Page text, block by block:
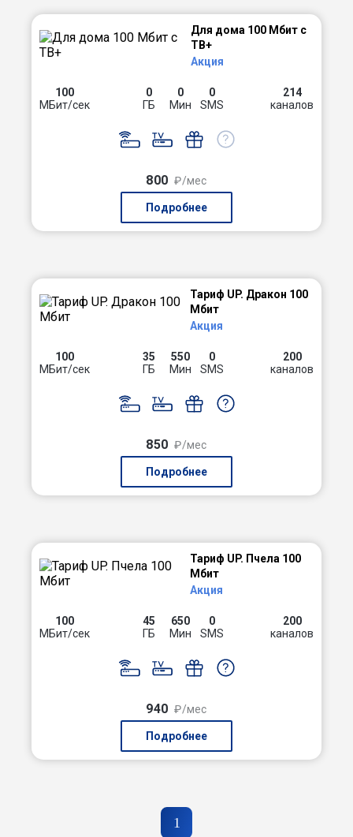
Для дома 100 Мбит с
ТВ+
Акция
100
МБит/сек
0
ГБ
0
Мин
0
SMS
214
каналов
800 ₽/мес
Подробнее
Тариф UP. Дракон 100
Мбит
Акция
100
МБит/сек
35
ГБ
550
Мин
0
SMS
200
каналов
850 ₽/мес
Подробнее
Тариф UP. Пчела 100
Мбит
Акция
100
МБит/сек
45
ГБ
650
Мин
0
SMS
200
каналов
940 ₽/мес
Подробнее
1